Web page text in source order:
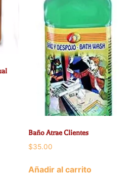
Baño Atrae Clientes
$35.00
Añadir al carrito